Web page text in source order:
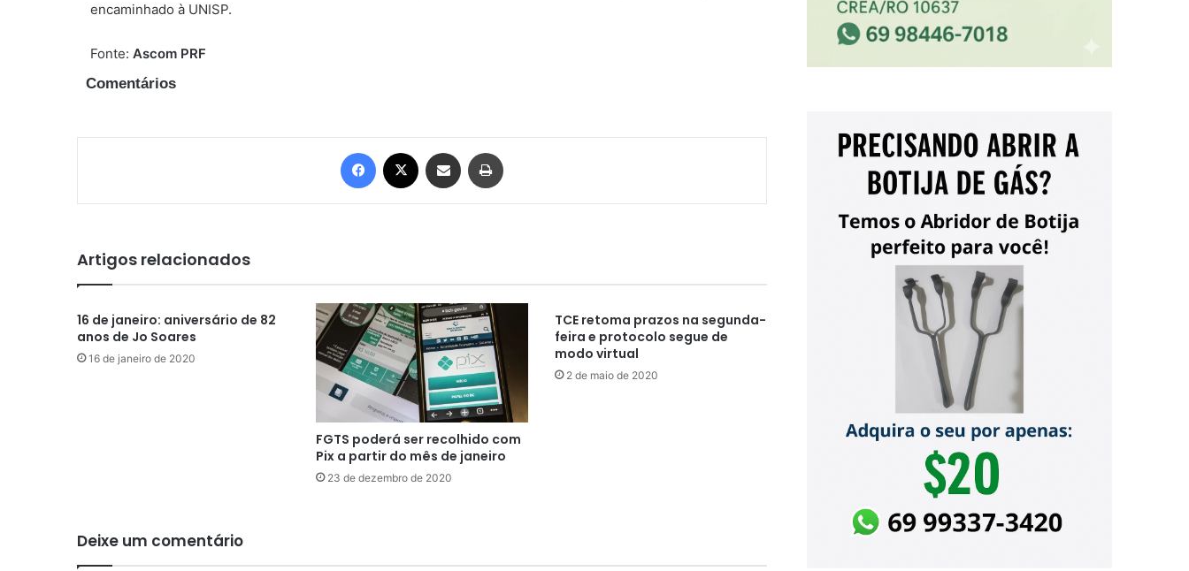
encaminhado à UNISP.
Fonte: Ascom PRF
Comentários
Facebook Compartilhar via e-mail
Artigos relacionados
16 de janeiro: aniversário de 82
anos de Jo Soares
16 de janeiro de 2020
FGTS poderá ser recolhido com
Pix a partir do mês de janeiro
23 de dezembro de 2020
TCE retoma prazos na segunda-
feira e protocolo segue de
modo virtual
2 de maio de 2020
Deixe um comentário